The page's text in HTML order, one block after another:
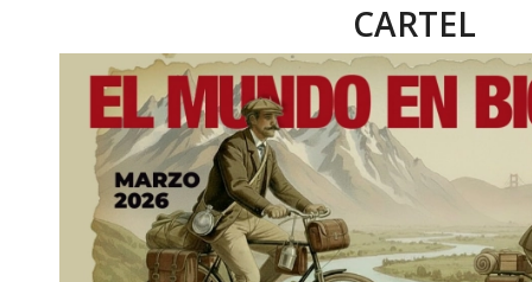
CARTEL